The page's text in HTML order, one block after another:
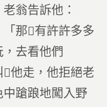
翁告訴他：
「那有許許多多
去看他們
他走，他拒絕老
蹌踉地闖入野